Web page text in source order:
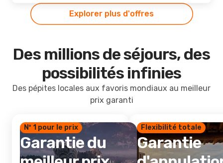
Explorer plus d'offres
Des millions de séjours, des
possibilités infinies
Des pépites locales aux favoris mondiaux au meilleur
prix garanti
Nº 1 pour le prix
Garantie du
Flexibilité totale
Garantie